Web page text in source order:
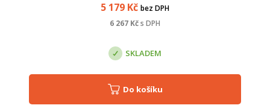
5 179 Kč bez DPH
6 267 Kčs DPH
SKLADEM
Do košíku